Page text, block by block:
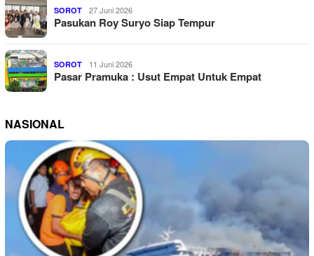
SOROT 27 Juni 2026
Pasukan Roy Suryo Siap Tempur
SOROT 11 Juni 2026
Pasar Pramuka : Usut Empat Untuk Empat
NASIONAL